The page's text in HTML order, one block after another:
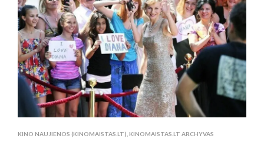
LEONARDO
DICAPRIO
VĖL
KARTU
–
FILMO
„VOLSTRYTO
VILKAS“
ANONSAS
KINO NAUJIENOS (KINOMAISTAS.LT) KINOMAISTAS.LT ARCHYVAS